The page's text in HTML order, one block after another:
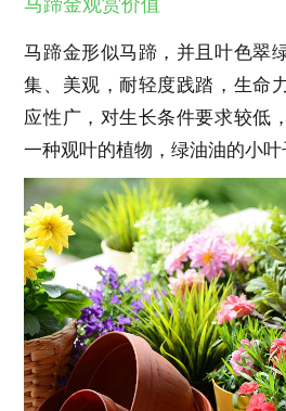
马蹄金观赏价值
马蹄金形似马蹄，并且叶色翠
集、美观，耐轻度践踏，生命
应性广，对生长条件要求较低
一种观叶的植物，绿油油的小叶